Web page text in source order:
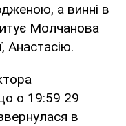
а винні в
Молчанова
Анастасію.
о 19:59 29
в